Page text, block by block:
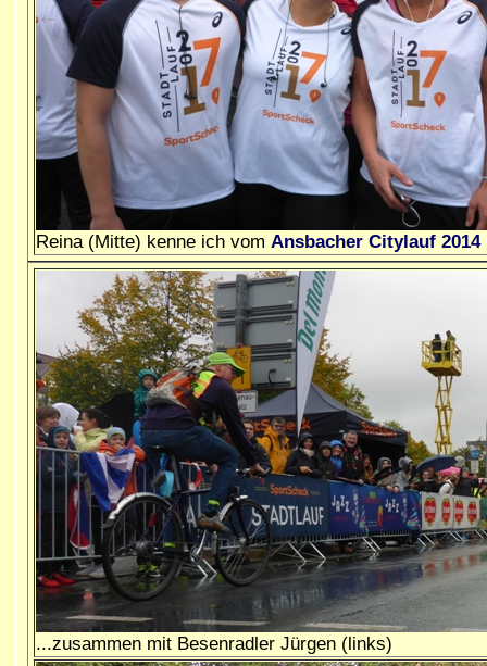
Reina (Mitte) kenne ich vom Ansbacher Citylauf 2014
...zusammen mit Besenradler Jürgen (links)